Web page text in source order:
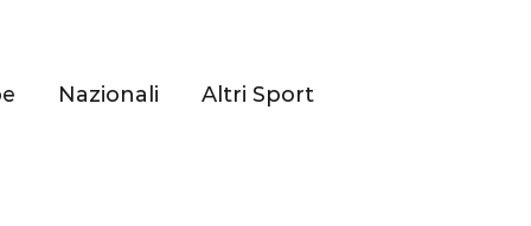
Nazionali Altri Sport